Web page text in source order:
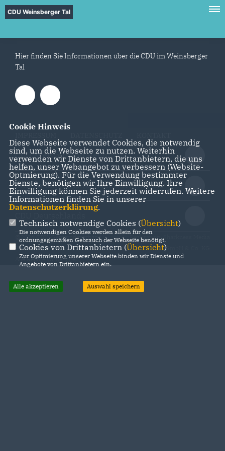
CDU Weinsberger Tal
Hier finden Sie Informationen über die CDU im Weinsberger
Tal
CDU Kreisverband Heilbronn
CDU Landesverband Baden-Württemberg
@2026 CDU-Gemeindeverband
Weinsberger Tal
Alle Rechte vorbehalten.
Realisation: Sharkness Media
GmbH & Co. KG
Cookie Hinweis
Diese Webseite verwendet Cookies, die notwendig
sind, um die Webseite zu nutzen. Weiterhin
verwenden wir Dienste von Drittanbietern, die uns
helfen, unser Webangebot zu verbessern (Website-
Optmierung). Für die Verwendung bestimmter
Dienste, benötigen wir Ihre Einwilligung. Ihre
Einwilligung können Sie jederzeit widerrufen. Weitere
Informationen finden Sie in unserer
Datenschutzerklärung.
Technisch notwendige Cookies (Übersicht)
Die notwendigen Cookies werden allein für den
ordnungsgemäßen Gebrauch der Webseite benötigt.
Cookies von Drittanbietern (Übersicht)
Zur Optimierung unserer Webseite binden wir Dienste und
Angebote von Drittanbietern ein.
Alle akzeptieren Auswahl speichern